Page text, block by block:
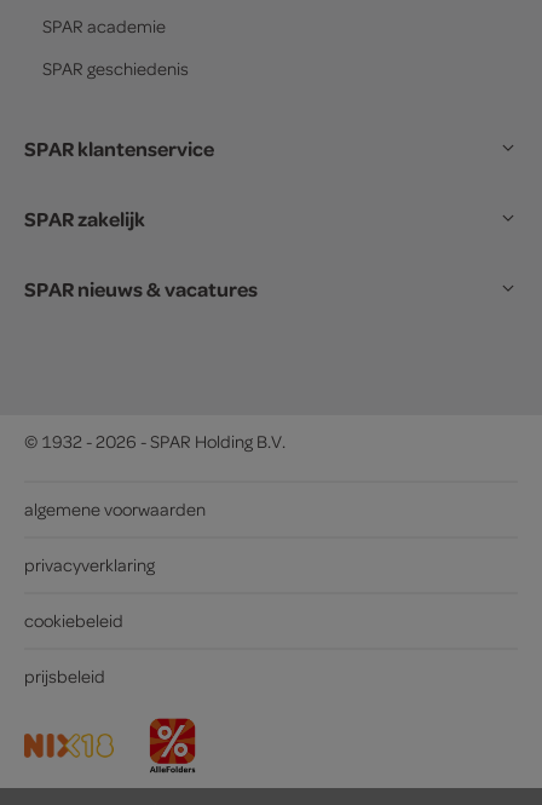
SPAR academie
SPAR geschiedenis
SPAR klantenservice
SPAR zakelijk
SPAR nieuws & vacatures
© 1932 - 2026 - SPAR Holding B.V.
algemene voorwaarden
privacyverklaring
cookiebeleid
prijsbeleid